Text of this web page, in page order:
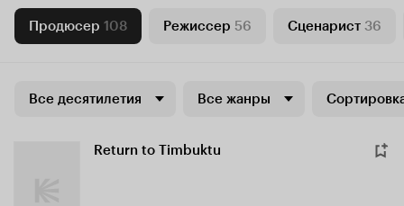
Продюсер 108 Режиссер 56 Сценарист 36
Все десятилетия Все жанры
Return to Timbuktu